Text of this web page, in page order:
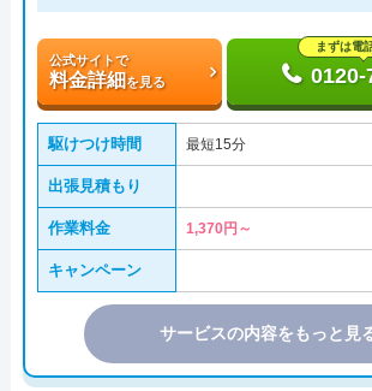
公式サイトで
料金詳細を見る
まずは電
0120-
駆けつけ時間 最短15分
出張見積もり
作業料金 1,370円～
キャンペーン
サービスの内容をもっと見